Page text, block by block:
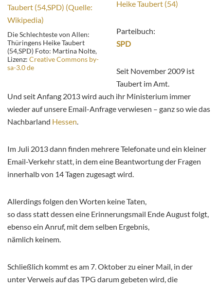
Die Schlechteste von Allen:
Thüringens Heike Taubert
(54,SPD) Foto: Martina Nolte,
Lizenz: Creative Commons by-
sa-3.0 de
Heike Taubert (54)
Parteibuch:
SPD
Seit November 2009 ist
Taubert im Amt.
Und seit Anfang 2013 wird auch ihr Ministerium immer
wieder auf unsere Email-Anfrage verwiesen – ganz so wie das
Nachbarland Hessen.
Im Juli 2013 dann finden mehrere Telefonate und ein kleiner
Email-Verkehr statt, in dem eine Beantwortung der Fragen
innerhalb von 14 Tagen zugesagt wird.
Allerdings folgen den Worten keine Taten,
so dass statt dessen eine Erinnerungsmail Ende August folgt,
ebenso ein Anruf, mit dem selben Ergebnis,
nämlich keinem.
Schließlich kommt es am 7. Oktober zu einer Mail, in der
unter Verweis auf das TPG darum gebeten wird, die